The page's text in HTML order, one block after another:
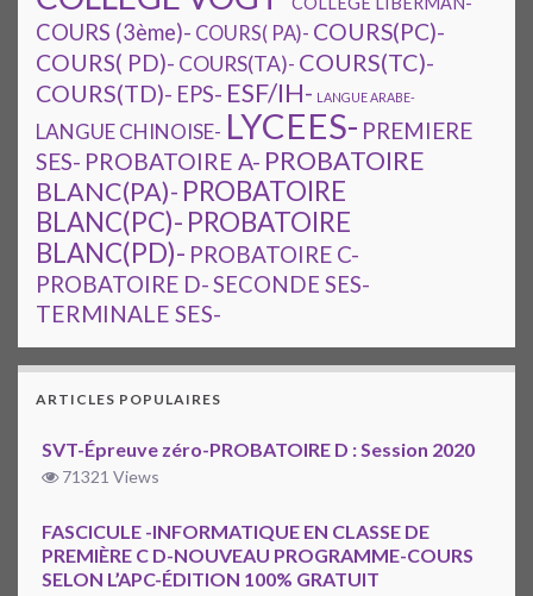
COURS (3ème)- COURS( PA)- COURS(PC)-
COURS( PD)- COURS(TA)- COURS(TC)-
COURS(TD)- EPS- ESF/IH- LANGUE ARABE-
LANGUE CHINOISE- LYCEES- PREMIERE
SES- PROBATOIRE A- PROBATOIRE
BLANC(PA)- PROBATOIRE
BLANC(PC)- PROBATOIRE
BLANC(PD)- PROBATOIRE C-
PROBATOIRE D-SECONDE SES-
TERMINALE SES-
ARTICLES POPULAIRES
SVT-Épreuve zéro-PROBATOIRE D : Session 2020
71321 Views
FASCICULE -INFORMATIQUE EN CLASSE DE
PREMIÈRE C D-NOUVEAU PROGRAMME-COURS
SELON L’APC-ÉDITION 100% GRATUIT